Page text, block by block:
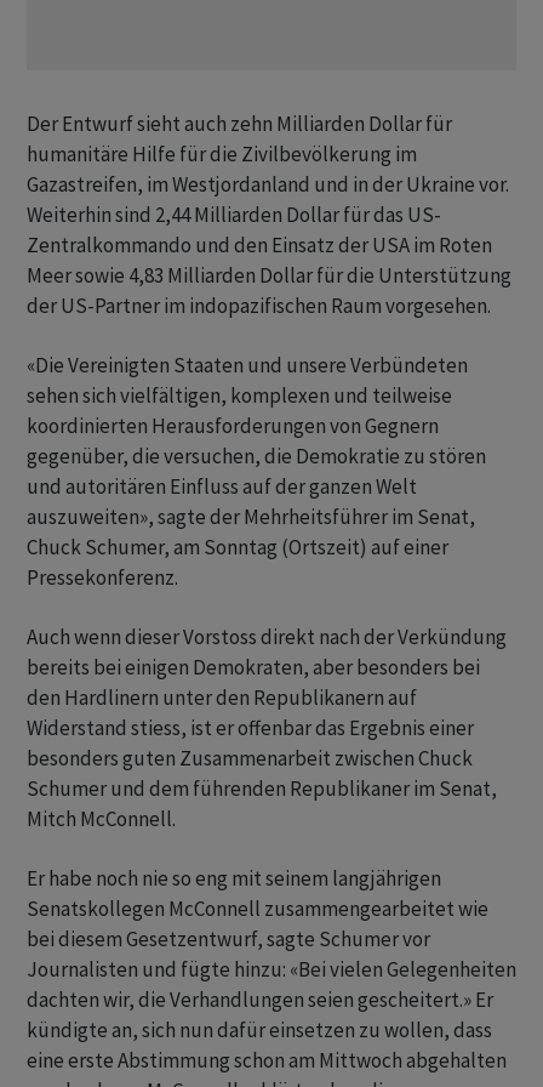
Der Entwurf sieht auch zehn Milliarden Dollar für
humanitäre Hilfe für die Zivilbevölkerung im
Gazastreifen, im Westjordanland und in der Ukraine vor.
Weiterhin sind 2,44 Milliarden Dollar für das US-
Zentralkommando und den Einsatz der USA im Roten
Meer sowie 4,83 Milliarden Dollar für die Unterstützung
der US-Partner im indopazifischen Raum vorgesehen.
«Die Vereinigten Staaten und unsere Verbündeten
sehen sich vielfältigen, komplexen und teilweise
koordinierten Herausforderungen von Gegnern
gegenüber, die versuchen, die Demokratie zu stören
und autoritären Einfluss auf der ganzen Welt
auszuweiten», sagte der Mehrheitsführer im Senat,
Chuck Schumer, am Sonntag (Ortszeit) auf einer
Pressekonferenz.
Auch wenn dieser Vorstoss direkt nach der Verkündung
bereits bei einigen Demokraten, aber besonders bei
den Hardlinern unter den Republikanern auf
Widerstand stiess, ist er offenbar das Ergebnis einer
besonders guten Zusammenarbeit zwischen Chuck
Schumer und dem führenden Republikaner im Senat,
Mitch McConnell.
Er habe noch nie so eng mit seinem langjährigen
Senatskollegen McConnell zusammengearbeitet wie
bei diesem Gesetzentwurf, sagte Schumer vor
Journalisten und fügte hinzu: «Bei vielen Gelegenheiten
dachten wir, die Verhandlungen seien gescheitert.» Er
kündigte an, sich nun dafür einsetzen zu wollen, dass
eine erste Abstimmung schon am Mittwoch abgehalten